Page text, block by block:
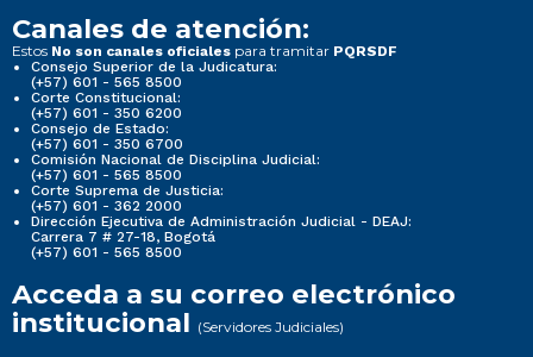
Canales de atención:
Estos No son canales oficiales para tramitar PQRSDF
Consejo Superior de la Judicatura:
(+57) 601 - 565 8500
Corte Constitucional:
(+57) 601 - 350 6200
Consejo de Estado:
(+57) 601 - 350 6700
Comisión Nacional de Disciplina Judicial:
(+57) 601 - 565 8500
Corte Suprema de Justicia:
(+57) 601 - 362 2000
Dirección Ejecutiva de Administración Judicial - DEAJ:
Carrera 7 # 27-18, Bogotá
(+57) 601 - 565 8500
Acceda a su correo electrónico
institucional (Servidores Judiciales)